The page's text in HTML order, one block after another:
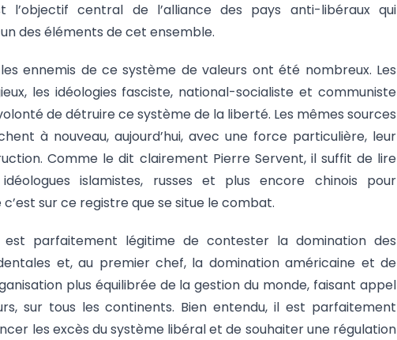
l’objectif central de l’alliance des pays anti-libéraux qui
des éléments de cet ensemble.
ennemis de ce système de valeurs ont été nombreux. Les
les idéologies fasciste, national-socialiste et communiste
de détruire ce système de la liberté. Les mêmes sources
à nouveau, aujourd’hui, avec une force particulière, leur
Comme le dit clairement Pierre Servent, il suffit de lire
islamistes, russes et plus encore chinois pour
sur ce registre que se situe le combat.
est parfaitement légitime de contester la domination des
et, au premier chef, la domination américaine et de
plus équilibrée de la gestion du monde, faisant appel
sur tous les continents. Bien entendu, il est parfaitement
les excès du système libéral et de souhaiter une régulation